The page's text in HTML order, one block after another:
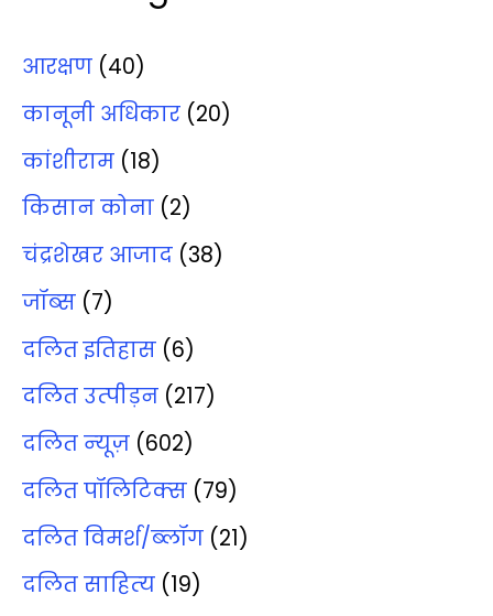
आरक्षण (40)
कानूनी अधिकार (20)
कांशीराम (18)
किसान कोना (2)
चंद्रशेखर आजाद (38)
जॉब्‍स (7)
दलित इतिहास (6)
दलित उत्‍पीड़न (217)
दलित न्‍यूज़ (602)
दलित पॉलिटिक्‍स (79)
दलित विमर्श/ब्‍लॉग (21)
दलित साहित्‍य (19)